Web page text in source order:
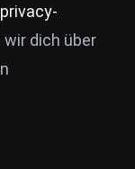
dich über